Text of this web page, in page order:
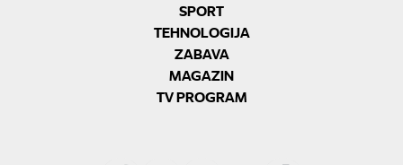
SPORT
TEHNOLOGIJA
ZABAVA
MAGAZIN
TV PROGRAM